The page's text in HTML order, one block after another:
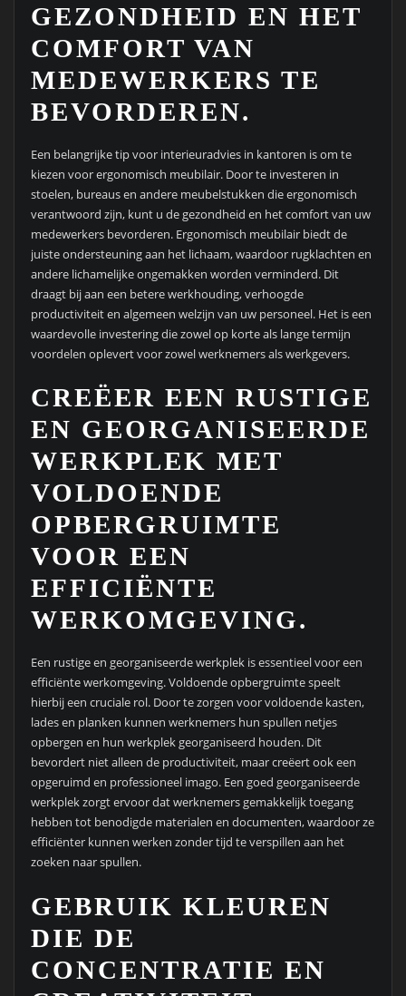
GEZONDHEID EN HET
COMFORT VAN
MEDEWERKERS TE
BEVORDEREN.
Een belangrijke tip voor interieuradvies in kantoren is om te
kiezen voor ergonomisch meubilair. Door te investeren in
stoelen, bureaus en andere meubelstukken die ergonomisch
verantwoord zijn, kunt u de gezondheid en het comfort van uw
medewerkers bevorderen. Ergonomisch meubilair biedt de
juiste ondersteuning aan het lichaam, waardoor rugklachten en
andere lichamelijke ongemakken worden verminderd. Dit
draagt bij aan een betere werkhouding, verhoogde
productiviteit en algemeen welzijn van uw personeel. Het is een
waardevolle investering die zowel op korte als lange termijn
voordelen oplevert voor zowel werknemers als werkgevers.
CREËER EEN RUSTIGE
EN GEORGANISEERDE
WERKPLEK MET
VOLDOENDE
OPBERGRUIMTE
VOOR EEN
EFFICIËNTE
WERKOMGEVING.
Een rustige en georganiseerde werkplek is essentieel voor een
efficiënte werkomgeving. Voldoende opbergruimte speelt
hierbij een cruciale rol. Door te zorgen voor voldoende kasten,
lades en planken kunnen werknemers hun spullen netjes
opbergen en hun werkplek georganiseerd houden. Dit
bevordert niet alleen de productiviteit, maar creëert ook een
opgeruimd en professioneel imago. Een goed georganiseerde
werkplek zorgt ervoor dat werknemers gemakkelijk toegang
hebben tot benodigde materialen en documenten, waardoor ze
efficiënter kunnen werken zonder tijd te verspillen aan het
zoeken naar spullen.
GEBRUIK KLEUREN
DIE DE
CONCENTRATIE EN